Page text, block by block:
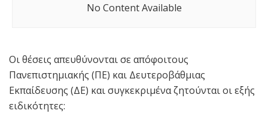
No Content Available
Οι θέσεις απευθύνονται σε απόφοιτους
Πανεπιστημιακής (ΠΕ) και Δευτεροβάθμιας
Εκπαίδευσης (ΔΕ) και συγκεκριμένα ζητούνται οι εξής
ειδικότητες: